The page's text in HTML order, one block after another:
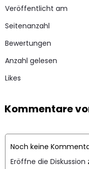
Veröffentlicht am
Seitenanzahl
Bewertungen
Anzahl gelesen
Likes
Kommentare
Noch keine
Eröffne die Diskussion